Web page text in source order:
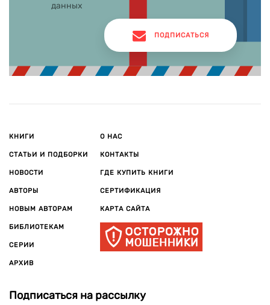
данных
ПОДПИСАТЬСЯ
КНИГИ
СТАТЬИ И ПОДБОРКИ
НОВОСТИ
АВТОРЫ
НОВЫМ АВТОРАМ
БИБЛИОТЕКАМ
СЕРИИ
АРХИВ
О НАС
КОНТАКТЫ
ГДЕ КУПИТЬ КНИГИ
СЕРТИФИКАЦИЯ
КАРТА САЙТА
Подписаться на рассылку